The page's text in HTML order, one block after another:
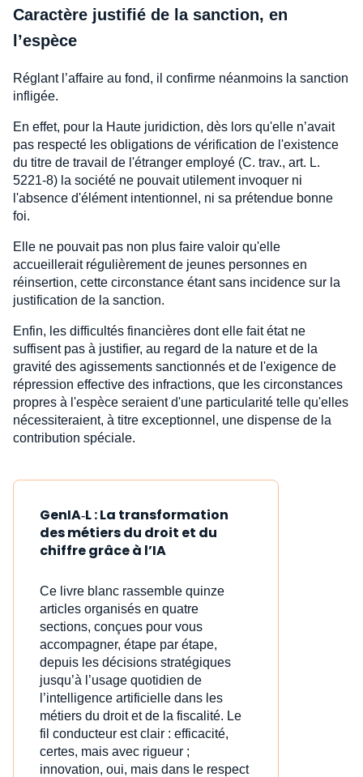
Caractère justifié de la sanction, en
l’espèce
Réglant l’affaire au fond, il confirme néanmoins la sanction
infligée.
En effet, pour la Haute juridiction, dès lors qu'elle n’avait
pas respecté les obligations de vérification de l'existence
du titre de travail de l'étranger employé (C. trav., art. L.
5221-8) la société ne pouvait utilement invoquer ni
l'absence d'élément intentionnel, ni sa prétendue bonne
foi.
Elle ne pouvait pas non plus faire valoir qu'elle
accueillerait régulièrement de jeunes personnes en
réinsertion, cette circonstance étant sans incidence sur la
justification de la sanction.
Enfin, les difficultés financières dont elle fait état ne
suffisent pas à justifier, au regard de la nature et de la
gravité des agissements sanctionnés et de l'exigence de
répression effective des infractions, que les circonstances
propres à l'espèce seraient d'une particularité telle qu'elles
nécessiteraient, à titre exceptionnel, une dispense de la
contribution spéciale.
GenIA‑L : La transformation
des métiers du droit et du
chiffre grâce à l’IA
Ce livre blanc rassemble quinze
articles organisés en quatre
sections, conçues pour vous
accompagner, étape par étape,
depuis les décisions stratégiques
jusqu’à l’usage quotidien de
l’intelligence artificielle dans les
métiers du droit et de la fiscalité. Le
fil conducteur est clair : efficacité,
certes, mais avec rigueur ;
innovation, oui, mais dans le respect